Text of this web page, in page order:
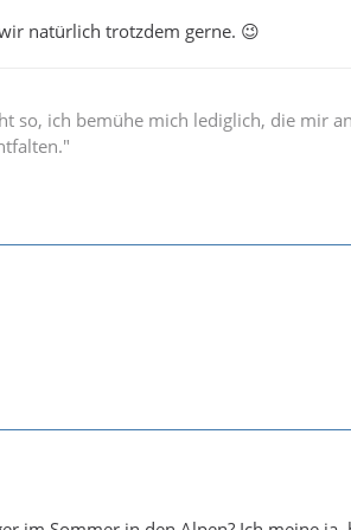
natürlich trotzdem gerne. 😉
so, ich bemühe mich lediglich, die mir